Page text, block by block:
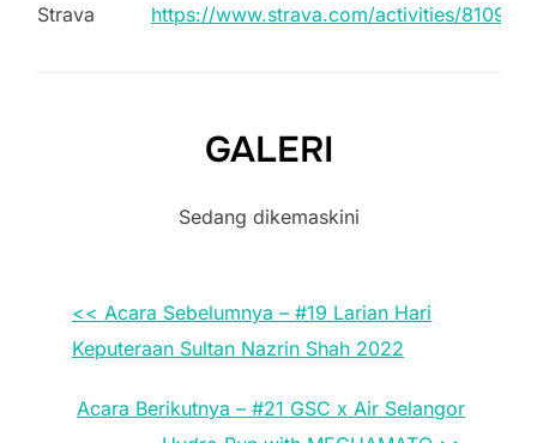
Strava https://www.strava.com/activities/
GALERI
Sedang dikemaskini
<< Acara Sebelumnya – #19 Larian Hari
Keputeraan Sultan Nazrin Shah 2022
Acara Berikutnya – #21 GSC x Air Selangor